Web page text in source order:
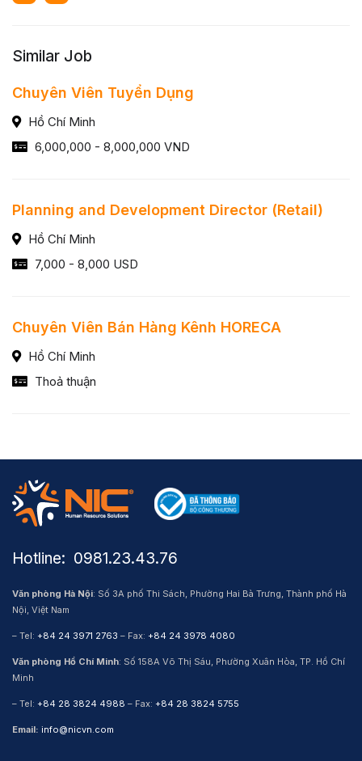
Similar Job
Chuyên Viên Tuyển Dụng
Hồ Chí Minh
6,000,000 - 8,000,000 VND
Planning and Development Director (Retail)
Hồ Chí Minh
7,000 - 8,000 USD
Chuyên Viên Bán Hàng Kênh HORECA
Hồ Chí Minh
Thoả thuận
Hotline: ​ 0981.23.43.76
Văn phòng Hà Nội: Số 3A phố Thi Sách, Phường Hai Bà Trưng, Thành phố Hà
Nội, Việt Nam
– Tel: +84 24 3971 2763 – Fax: +84 24 3978 4080
Văn phòng Hồ Chí Minh: Số 158A Võ Thị Sáu, Phường Xuân Hòa, TP. Hồ Chí
Minh
– Tel: +84 28 3824 4988 – Fax: +84 28 3824 5755
Email: info@nicvn.com